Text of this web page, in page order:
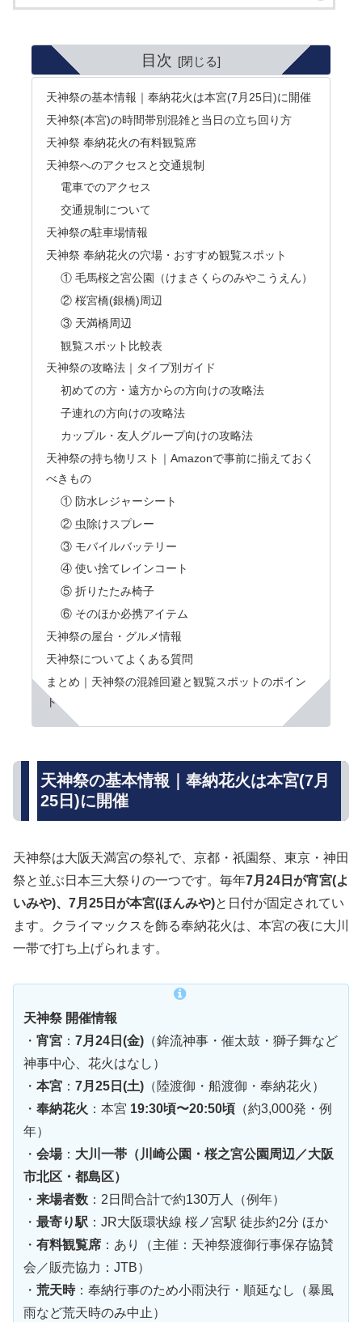
目次
天神祭の基本情報｜奉納花火は本宮(7月25日)に開催
天神祭(本宮)の時間帯別混雑と当日の立ち回り方
天神祭 奉納花火の有料観覧席
天神祭へのアクセスと交通規制
電車でのアクセス
交通規制について
天神祭の駐車場情報
天神祭 奉納花火の穴場・おすすめ観覧スポット
① 毛馬桜之宮公園（けまさくらのみやこうえん）
② 桜宮橋(銀橋)周辺
③ 天満橋周辺
観覧スポット比較表
天神祭の攻略法｜タイプ別ガイド
初めての方・遠方からの方向けの攻略法
子連れの方向けの攻略法
カップル・友人グループ向けの攻略法
天神祭の持ち物リスト｜Amazonで事前に揃えておく
べきもの
① 防水レジャーシート
② 虫除けスプレー
③ モバイルバッテリー
④ 使い捨てレインコート
⑤ 折りたたみ椅子
⑥ そのほか必携アイテム
天神祭の屋台・グルメ情報
天神祭についてよくある質問
まとめ｜天神祭の混雑回避と観覧スポットのポイン
ト
天神祭の基本情報｜奉納花火は本宮(7月
25日)に開催
天神祭は大阪天満宮の祭礼で、京都・祇園祭、東京・神田
祭と並ぶ日本三大祭りの一つです。毎年7月24日が宵宮(よ
いみや)、7月25日が本宮(ほんみや)と日付が固定されてい
ます。クライマックスを飾る奉納花火は、本宮の夜に大川
一帯で打ち上げられます。
天神祭 開催情報
・ 宵宮 ： 7月24日(金) （鉾流神事・催太鼓・獅子舞など
神事中心、花火はなし）
・ 本宮 ： 7月25日(土) （陸渡御・船渡御・奉納花火）
・ 奉納花火 ：本宮 19:30頃〜20:50頃 （約3,000発・例
年）
・ 会場： 大川一帯（川崎公園・桜之宮公園周辺／大阪
市北区・都島区）
・ 来場者数 ：2日間合計で約130万人（例年）
・ 最寄り駅 ：JR大阪環状線 桜ノ宮駅 徒歩約2分 ほか
・ 有料観覧席 ：あり（主催：天神祭渡御行事保存協賛
会／販売協力：JTB）
・ 荒天時：奉納行事のため小雨決行・順延なし（暴風
雨など荒天時のみ中止）